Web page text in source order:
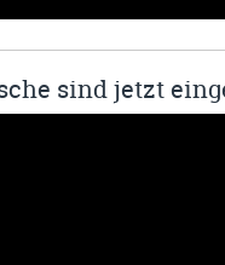
sind jetzt